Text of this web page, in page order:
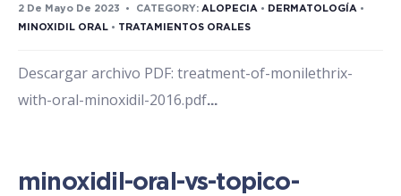
2 De Mayo De 2023 • CATEGORY: ALOPECIA • DERMATOLOGÍA •
MINOXIDIL ORAL • TRATAMIENTOS ORALES
Descargar archivo PDF: treatment-of-monilethrix-
with-oral-minoxidil-2016.pdf...
minoxidil-oral-vs-topico-